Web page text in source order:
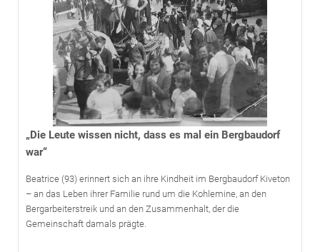
„Die Leute wissen nicht, dass es mal ein Bergbaudorf
war“
Beatrice (93) erinnert sich an ihre Kindheit im Bergbaudorf Kiveton
– an das Leben ihrer Familie rund um die Kohlemine, an den
Bergarbeiterstreik und an den Zusammenhalt, der die
Gemeinschaft damals prägte.